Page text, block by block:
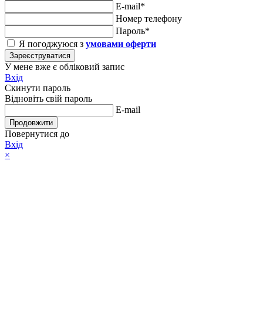
E-mail*
Номер телефону
Пароль*
Я погоджуюся з умовами оферти
Зареєструватися
У мене вже є обліковий запис
Вхід
Скинути пароль
Відновіть свій пароль
E-mail
Продовжити
Повернутися до
Вхід
×